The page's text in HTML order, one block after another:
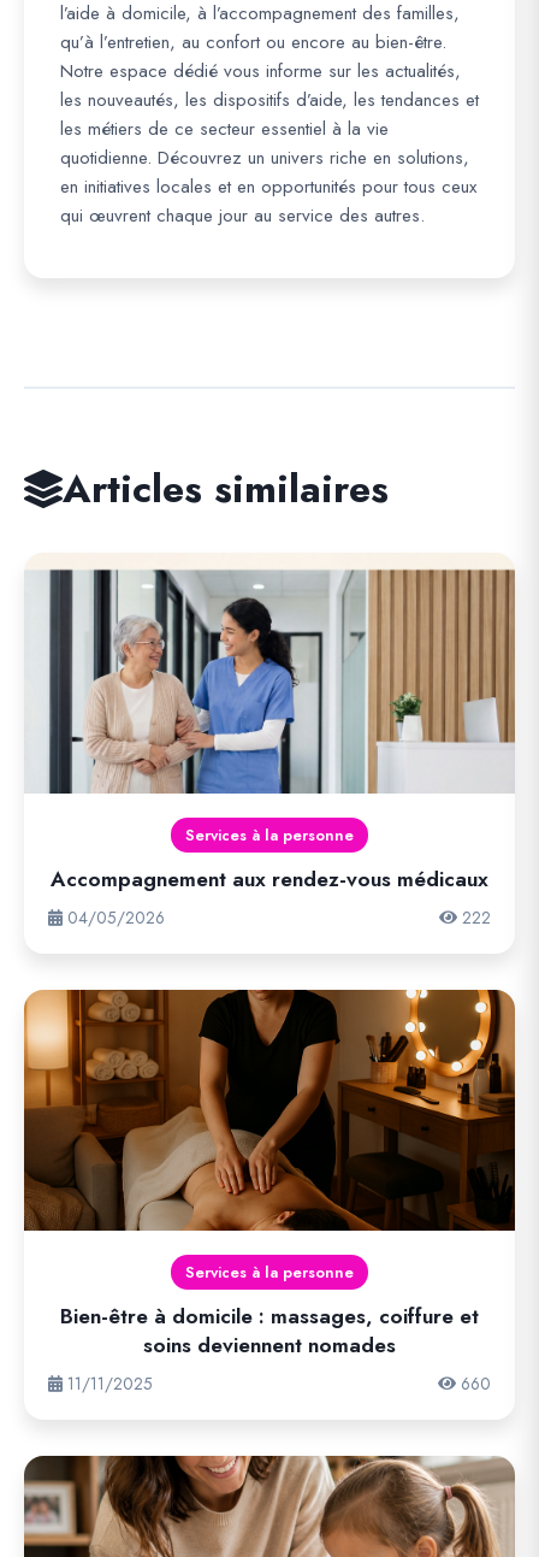
l’aide à domicile, à l’accompagnement des familles,
qu’à l’entretien, au confort ou encore au bien-être.
Notre espace dédié vous informe sur les actualités,
les nouveautés, les dispositifs d’aide, les tendances et
les métiers de ce secteur essentiel à la vie
quotidienne. Découvrez un univers riche en solutions,
en initiatives locales et en opportunités pour tous ceux
qui œuvrent chaque jour au service des autres.
Articles similaires
Services à la personne
Accompagnement aux rendez-vous médicaux
04/05/2026 222
Services à la personne
Bien-être à domicile : massages, coiffure et
soins deviennent nomades
11/11/2025 660